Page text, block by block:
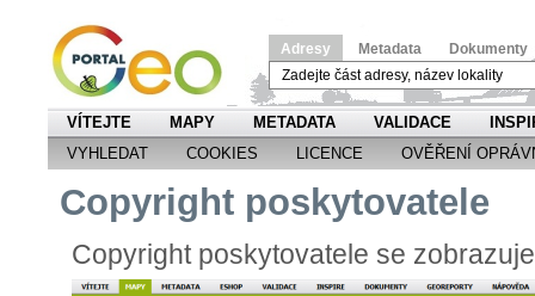
Adresy Metadata Dokumenty
VÍTEJTE MAPY METADATA VALIDACE
VYHLEDAT
COOKIES LICENCE OVĚŘENÍ
Copyright poskytovatele
Copyright poskytovatele se